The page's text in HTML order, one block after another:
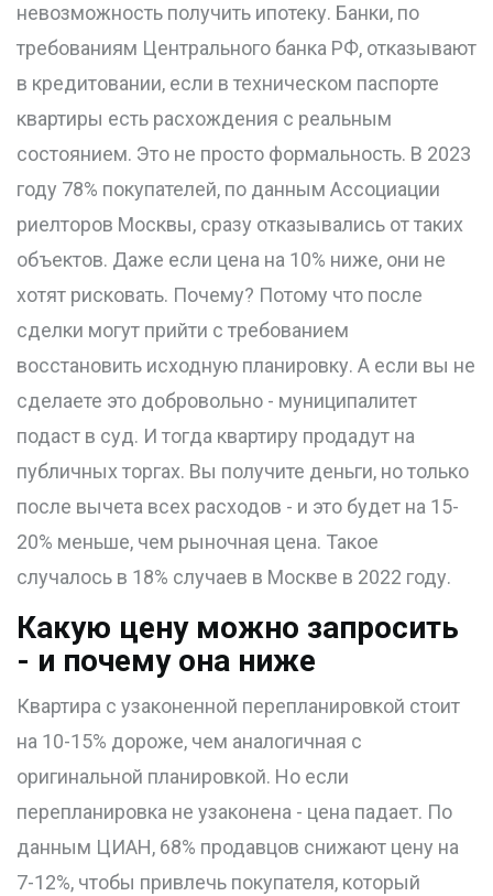
невозможность получить ипотеку. Банки, по
требованиям Центрального банка РФ, отказывают
в кредитовании, если в техническом паспорте
квартиры есть расхождения с реальным
состоянием. Это не просто формальность. В 2023
году 78% покупателей, по данным Ассоциации
риелторов Москвы, сразу отказывались от таких
объектов. Даже если цена на 10% ниже, они не
хотят рисковать. Почему? Потому что после
сделки могут прийти с требованием
восстановить исходную планировку. А если вы не
сделаете это добровольно - муниципалитет
подаст в суд. И тогда квартиру продадут на
публичных торгах. Вы получите деньги, но только
после вычета всех расходов - и это будет на 15-
20% меньше, чем рыночная цена. Такое
случалось в 18% случаев в Москве в 2022 году.
Какую цену можно запросить
- и почему она ниже
Квартира с узаконенной перепланировкой стоит
на 10-15% дороже, чем аналогичная с
оригинальной планировкой. Но если
перепланировка не узаконена - цена падает. По
данным ЦИАН, 68% продавцов снижают цену на
7-12%, чтобы привлечь покупателя, который